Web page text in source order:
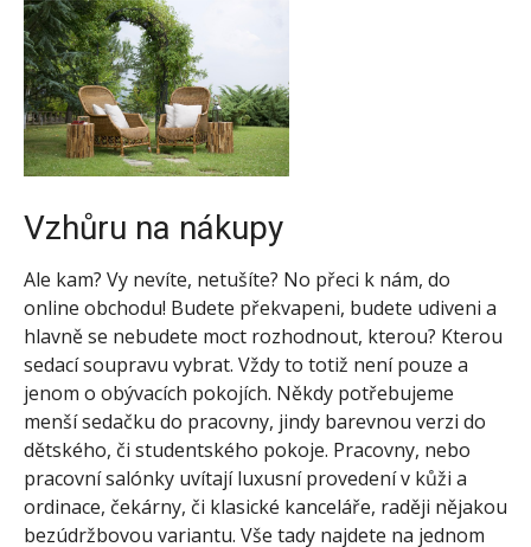
Vzhůru na nákupy
Ale kam? Vy nevíte, netušíte? No přeci k nám, do
online obchodu! Budete překvapeni, budete udiveni a
hlavně se nebudete moct rozhodnout, kterou? Kterou
sedací soupravu vybrat. Vždy to totiž není pouze a
jenom o obývacích pokojích. Někdy potřebujeme
menší sedačku do pracovny, jindy barevnou verzi do
dětského, či studentského pokoje. Pracovny, nebo
pracovní salónky uvítají luxusní provedení v kůži a
ordinace, čekárny, či klasické kanceláře, raději nějakou
bezúdržbovou variantu. Vše tady najdete na jednom